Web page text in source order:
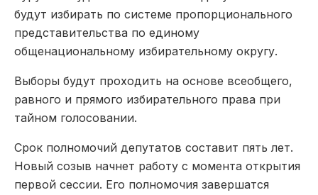
будут избирать по системе пропорционального
представительства по единому
общенациональному избирательному округу.
Выборы будут проходить на основе всеобщего,
равного и прямого избирательного права при
тайном голосовании.
Срок полномочий депутатов составит пять лет.
Новый созыв начнет работу с момента открытия
первой сессии. Его полномочия завершатся